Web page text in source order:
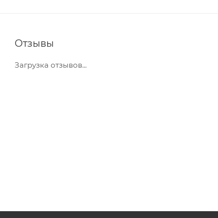
Отзывы
Загрузка отзывов...